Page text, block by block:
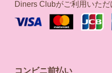
Diners Clubがご利用いただ
コンビニ前払い